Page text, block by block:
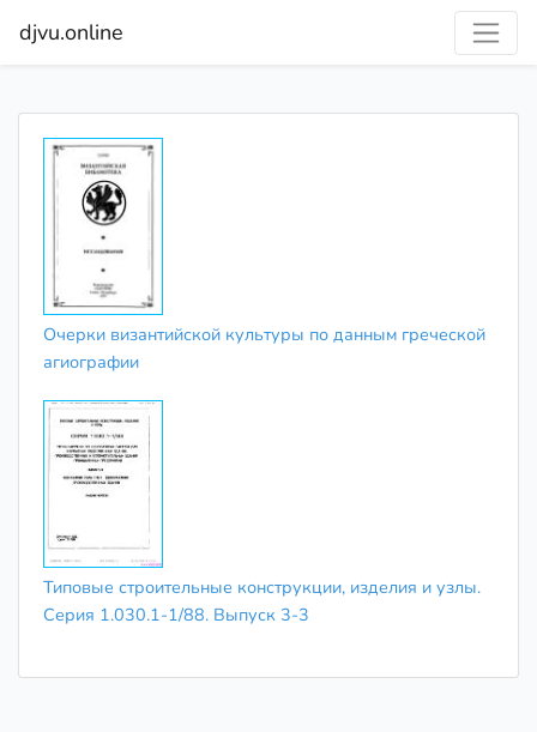
djvu.online
Очерки византийской культуры по данным греческой
агиографии
Типовые строительные конструкции, изделия и узлы.
Серия 1.030.1-1/88. Выпуск 3-3